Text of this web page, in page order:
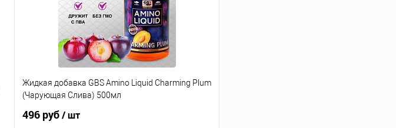
Жидкая добавка GBS Amino Liquid Charming Plum
(Чарующая Слива) 500мл
496 руб/ шт